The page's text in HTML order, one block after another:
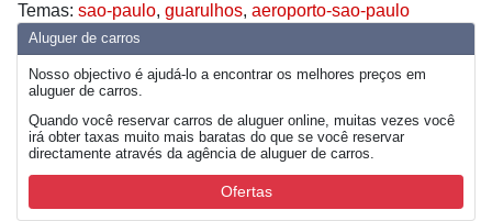
Aluguer de carros
Nosso objectivo é ajudá-lo a encontrar os melhores preços em
aluguer de carros.
Quando você reservar carros de aluguer online, muitas vezes você
irá obter taxas muito mais baratas do que se você reservar
directamente através da agência de aluguer de carros.
Ofertas
Temas: sao-paulo, guarulhos, aeroporto-sao-paulo